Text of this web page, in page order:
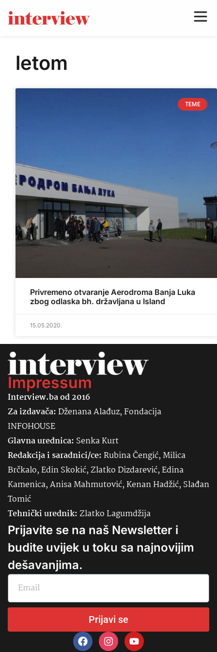
letom
TEME
Privremeno otvaranje Aerodroma Banja Luka
zbog odlaska bh. državljana u Island
15.05.2020.
Impressum
Interview.ba od 2016
Za izdavača:Dženana Alađuz, Fondacija
INFOHOUSE
Glavna urednica: SenkaKurt
Redakcija i saradnici/ce:Rubina Čengić, Milica
Brčkalo, Edin Skokić, Zlatko Dizdarević, Edina
Kamenica, Anisa Mahmutović, Kenan Hadžić, Slađan
Tomić
Tehnički urednik:Zlatko Lagumdžija
Prijavite se na naš Newsletter i
budite uvijek u toku sa najnovijim
dešavanjima.
Prijavi se